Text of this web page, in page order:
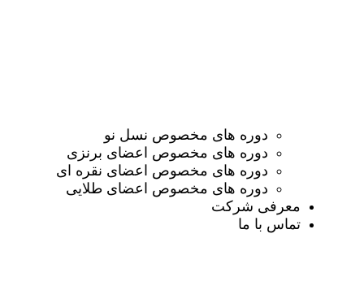
دوره های مخصوص نسل نو
دوره های مخصوص اعضای برنزی
دوره های مخصوص اعضای نقره ای
دوره های مخصوص اعضای طلایی
معرفی شرکت
تماس با ما